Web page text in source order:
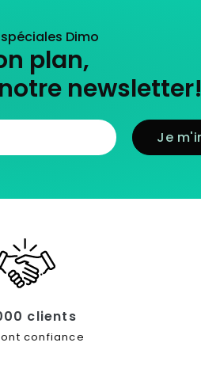
Dimo
plan,
newsletter!
clients
confiance